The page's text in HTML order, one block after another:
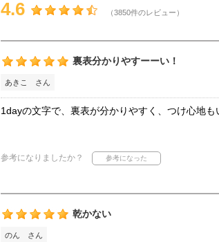
4.6 （3850件のレビュー）
裏表分かりやすーーい！
あきこ さん
1dayの文字で、裏表が分かりやすく、つけ心地も
参考になりましたか？
乾かない
のん さん